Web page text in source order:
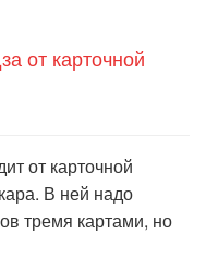
от карточной
от карточной
В ней надо
тремя картами, но